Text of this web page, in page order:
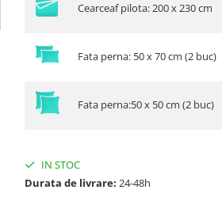
Cearceaf pilota: 200 x 230 cm
Fata perna: 50 x 70 cm (2 buc)
Fata perna:50 x 50 cm (2 buc)
IN STOC
Durata de livrare: 24-48h